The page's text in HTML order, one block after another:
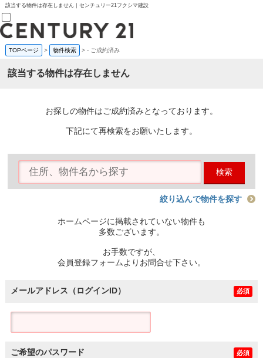
該当する物件は存在しません｜センチュリー21フクシマ建設
売買部
0120-800-844
賃貸部
会員メニュー
物件を探す
購入TOP
条件から探す
住宅ローン控除シミュレータ
TOPページ > 物件検索 >- ご成約済み
該当する物件は存在しません
お探しの物件はご成約済みとなっております。
下記にて再検索をお願いたします。
検索
絞り込んで物件を探す
ホームページに掲載されていない物件も
多数ございます。
お手数ですが、
会員登録フォームよりお問合せ下さい。
メールアドレス（ログインID） 必須
ご希望のパスワード 必須